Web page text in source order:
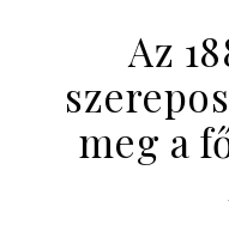
Az
meg a